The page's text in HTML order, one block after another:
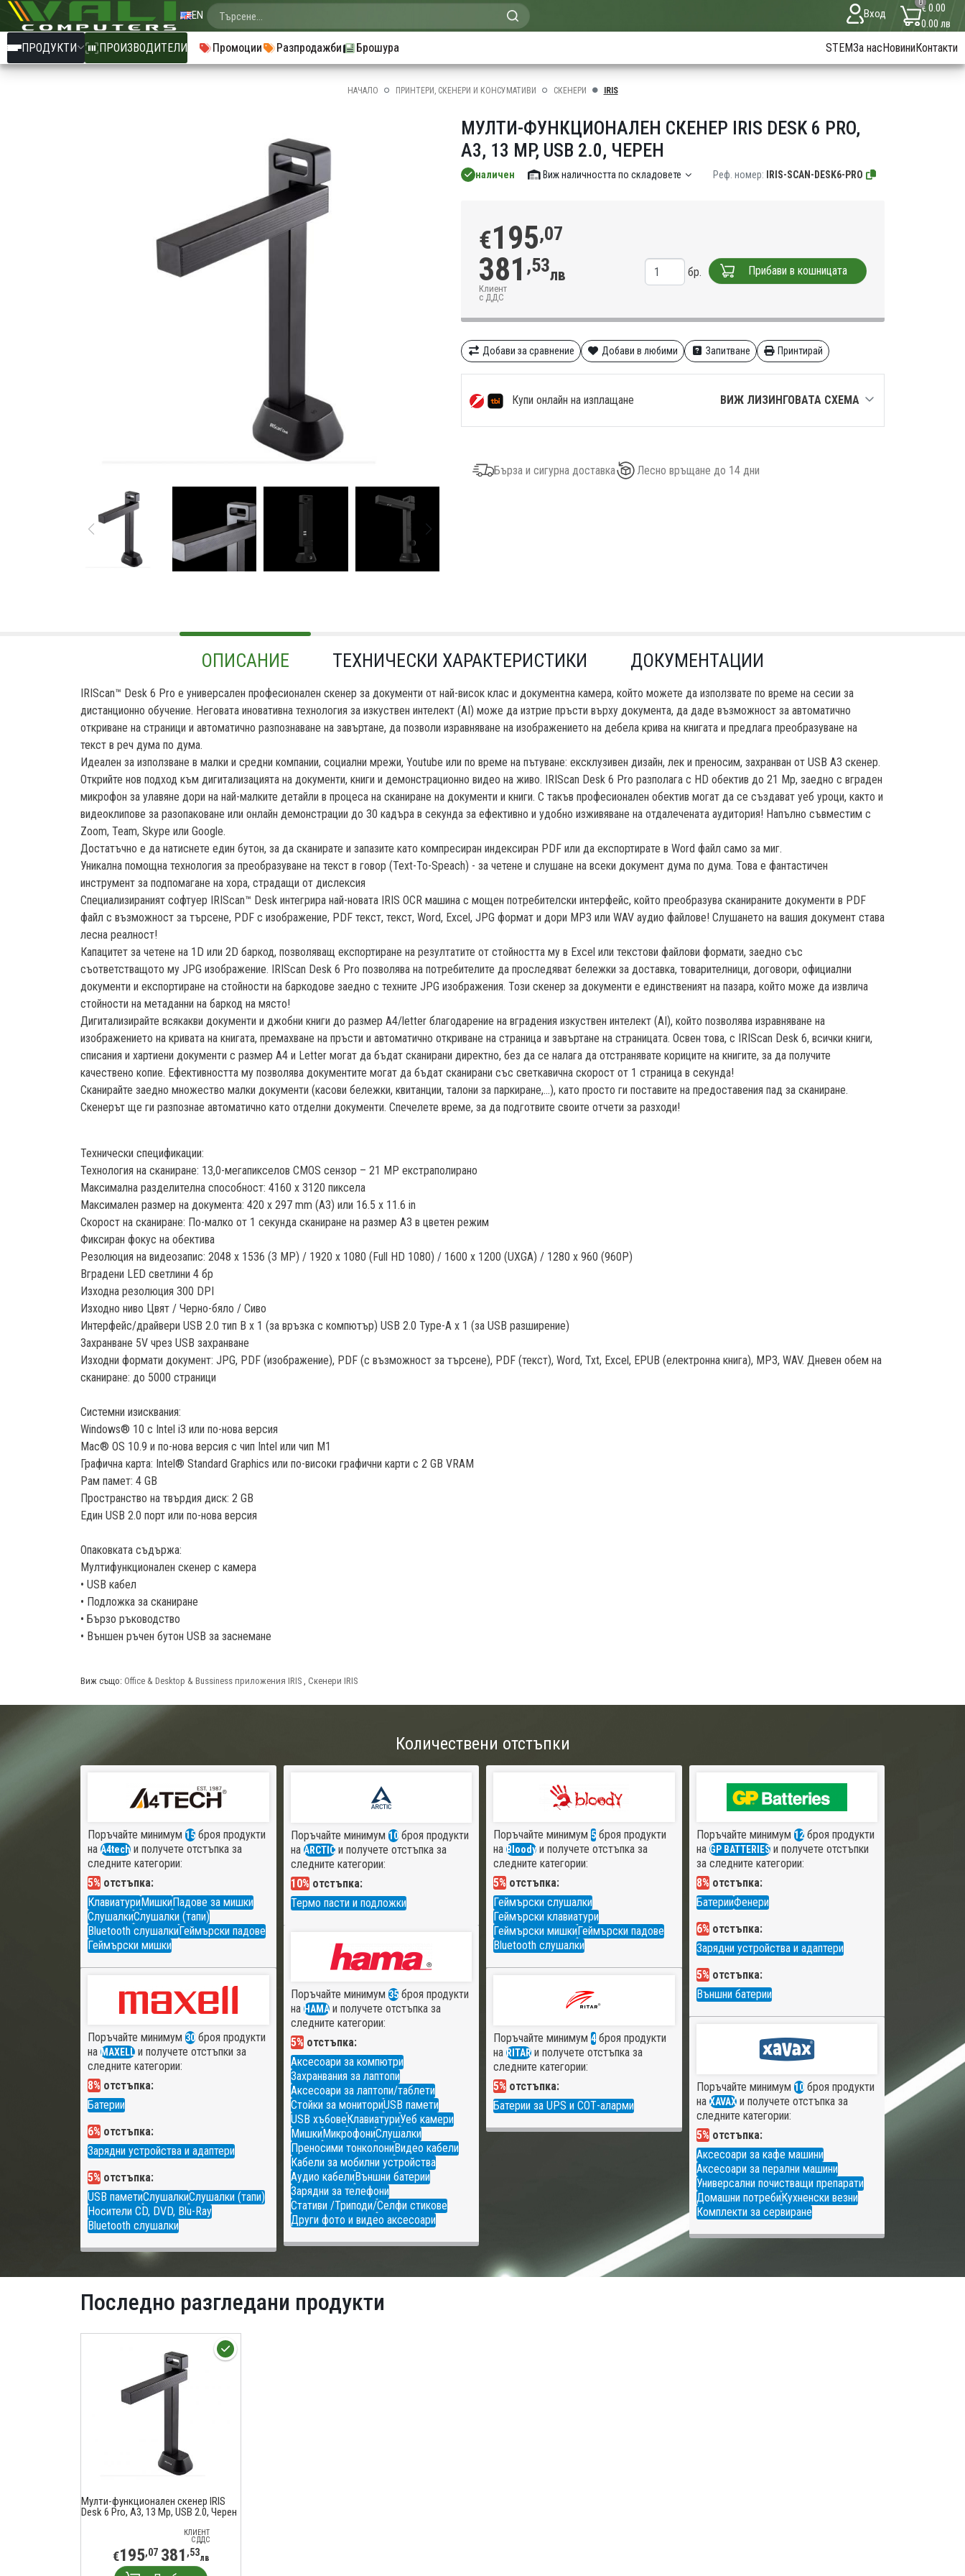
EN Вход
0€ 0.00
0.00 лв
ПРОДУКТИ ПРОИЗВОДИТЕЛИ Промоции Разпродажби Брошура STEMЗа насНовиниКонтакти
НАЧАЛО ПРИНТЕРИ, СКЕНЕРИ И КОНСУМАТИВИ СКЕНЕРИ IRIS
МУЛТИ-ФУНКЦИОНАЛЕН СКЕНЕР IRIS DESK 6 PRO,
A3, 13 MP, USB 2.0, ЧЕРЕН
наличен Виж наличността по складовете Реф. номер: IRIS-SCAN-DESK6-PRO
€195,07
381 ,53лв
Клиент
с ДДС
бр. Прибави в кошницата
Добави за сравнение Добави в любими Запитване Принтирай
Купи онлайн на изплащане ВИЖ ЛИЗИНГОВАТА СХЕМА
Бърза и сигурна доставка Лесно връщане до 14 дни
ОПИСАНИЕ ТЕХНИЧЕСКИ ХАРАКТЕРИСТИКИ ДОКУМЕНТАЦИИ
IRIScan™ Desk 6 Pro е универсален професионален скенер за документи от най-висок клас и документна камера, който можете да използвате по време на сесии за
дистанционно обучение. Неговата иновативна технология за изкуствен интелект (AI) може да изтрие пръсти върху документа, да даде възможност за автоматично
откриване на страници и автоматично разпознаване на завъртане, да позволи изравняване на изображението на дебела крива на книгата и предлага преобразуване на
текст в реч дума по дума.
Идеален за използване в малки и средни компании, социални мрежи, Youtube или по време на пътуване: ексклузивен дизайн, лек и преносим, захранван от USB A3 скенер.
Открийте нов подход към дигитализацията на документи, книги и демонстрационно видео на живо. IRIScan Desk 6 Pro разполага с HD обектив до 21 Mp, заедно с вграден
микрофон за улавяне дори на най-малките детайли в процеса на сканиране на документи и книги. С такъв професионален обектив могат да се създават уеб уроци, както и
видеоклипове за разопаковане или онлайн демонстрации до 30 кадъра в секунда за ефективно и удобно изживяване на отдалечената аудитория! Напълно съвместим с
Zoom, Team, Skype или Google.
Достатъчно е да натиснете един бутон, за да сканирате и запазите като компресиран индексиран PDF или да експортирате в Word файл само за миг.
Уникална помощна технология за преобразуване на текст в говор (Text-To-Speach) - за четене и слушане на всеки документ дума по дума. Това е фантастичен
инструмент за подпомагане на хора, страдащи от дислексия
Специализираният софтуер IRIScan™ Desk интегрира най-новата IRIS OCR машина с мощен потребителски интерфейс, който преобразува сканираните документи в PDF
файл с възможност за търсене, PDF с изображение, PDF текст, текст, Word, Excel, JPG формат и дори MP3 или WAV аудио файлове! Слушането на вашия документ става
лесна реалност!
Капацитет за четене на 1D или 2D баркод, позволяващ експортиране на резултатите от стойността му в Excel или текстови файлови формати, заедно със
съответстващото му JPG изображение. IRIScan Desk 6 Pro позволява на потребителите да проследяват бележки за доставка, товарителници, договори, официални
документи и експортиране на стойности на баркодове заедно с техните JPG изображения. Този скенер за документи е единственият на пазара, който може да извлича
стойности на метаданни на баркод на място!
Дигитализирайте всякакви документи и джобни книги до размер A4/letter благодарение на вградения изкуствен интелект (AI), който позволява изравняване на
изображението на кривата на книгата, премахване на пръсти и автоматично откриване на страница и завъртане на страницата. Освен това, с IRIScan Desk 6, всички книги,
списания и хартиени документи с размер A4 и Letter могат да бъдат сканирани директно, без да се налага да отстранявате кориците на книгите, за да получите
качествено копие. Ефективността му позволява документите могат да бъдат сканирани със светкавична скорост от 1 страница в секунда!
Сканирайте заедно множество малки документи (касови бележки, квитанции, талони за паркиране,...), като просто ги поставите на предоставения пад за сканиране.
Скенерът ще ги разпознае автоматично като отделни документи. Спечелете време, за да подготвите своите отчети за разходи!
Технически спецификации:
Технология на сканиране: 13,0-мегапикселов CMOS сензор – 21 MP екстраполирано
Максимална разделителна способност: 4160 x 3120 пиксела
Максимален размер на документа: 420 x 297 mm (A3) или 16.5 x 11.6 in
Скорост на сканиране: По-малко от 1 секунда сканиране на размер A3 в цветен режим
Фиксиран фокус на обектива
Резолюция на видеозапис: 2048 x 1536 (3 MP) / 1920 x 1080 (Full HD 1080) / 1600 x 1200 (UXGA) / 1280 x 960 (960P)
Вградени LED светлини 4 бр
Изходна резолюция 300 DPI
Изходно ниво Цвят / Черно-бяло / Сиво
Интерфейс/драйвери USB 2.0 тип B x 1 (за връзка с компютър) USB 2.0 Type-A x 1 (за USB разширение)
Захранване 5V чрез USB захранване
Изходни формати документ: JPG, PDF (изображение), PDF (с възможност за търсене), PDF (текст), Word, Txt, Excel, EPUB (електронна книга), MP3, WAV. Дневен обем на
сканиране: до 5000 страници
Системни изисквания:
Windows® 10 с Intel i3 или по-нова версия
Mac® OS 10.9 и по-нова версия с чип Intel или чип M1
Графична карта: Intel® Standard Graphics или по-високи графични карти с 2 GB VRAM
Рам памет: 4 GB
Пространство на твърдия диск: 2 GB
Един USB 2.0 порт или по-нова версия
Опаковката съдържа:
Мултифункционален скенер с камера
• USB кабел
• Подложка за сканиране
• Бързо ръководство
• Външен ръчен бутон USB за заснемане
Виж също: Office & Desktop & Bussiness приложения IRIS Скенери IRIS
Количествени отстъпки
Поръчайте минимум 15 броя продукти
на A4tech и получете отстъпка за
следните категории:
5% отстъпка:
КлавиатуриМишкиПадове за мишки
СлушалкиСлушалки (тапи)
Bluetooth слушалкиГеймърски падове
Геймърски мишки
Поръчайте минимум 10броя продукти
на ARCTICи получете отстъпка за
следните категории:
10% отстъпка:
Термо пасти и подложки
Поръчайте минимум 5 броя продукти
на Bloody и получете отстъпка за
следните категории:
5% отстъпка:
Геймърски слушалки
Геймърски клавиатури
Геймърски мишкиГеймърски падове
Bluetooth слушалки
Поръчайте минимум 12броя продукти
на GP BATTERIESи получете отстъпки
за следните категории:
8% отстъпка:
БатерииФенери
6% отстъпка:
Зарядни устройства и адаптери
5% отстъпка:
Външни батерии
Поръчайте минимум 35броя продукти
на HAMAи получете отстъпка за
следните категории:
5% отстъпка:
Аксесоари за компютри
Захранвания за лаптопи
Аксесоари за лаптопи/таблети
Стойки за мониториUSB памети
USB хъбовеКлавиатуриУеб камери
МишкиМикрофониСлушалки
Преносими тонколониВидео кабели
Кабели за мобилни устройства
Аудио кабелиВъншни батерии
Зарядни за телефони
Стативи /Триподи/Селфи стикове
Други фото и видео аксесоари
Поръчайте минимум 30 броя продукти
на MAXELL и получете отстъпки за
следните категории:
8% отстъпка:
Батерии
6% отстъпка:
Зарядни устройства и адаптери
5% отстъпка:
USB паметиСлушалкиСлушалки (тапи)
Носители CD, DVD, Blu-Ray
Bluetooth слушалки
Поръчайте минимум 4 броя продукти
на RITAR и получете отстъпка за
следните категории:
5% отстъпка:
Батерии за UPS и СОТ-аларми
Поръчайте минимум 10броя продукти
на XAVAXи получете отстъпка за
следните категории:
5% отстъпка:
Аксесоари за кафе машини
Аксесоари за перални машини
Универсални почистващи препарати
Домашни потребиКухненски везни
Комплекти за сервиране
Последно разгледани продукти
Мулти-функционален скенер IRIS
Desk 6 Pro, A3, 13 Mp, USB 2.0, Черен
КЛИЕНТ
С ДДС
€195,07 381 ,53лв